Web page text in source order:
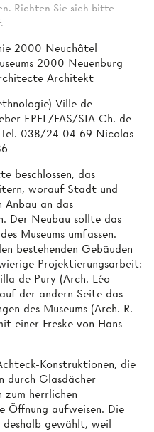
Richten Sie sich bitte
2000 Neuchâtel
2000 Neuenburg
Architekt
Ville de
EPFL/FAS/SIA Ch. de
038/24 04 69 Nicolas
beschlossen, das
worauf Stadt und
Anbau an das
Der Neubau sollte das
Museums umfassen.
bestehenden Gebäuden
Projektierungsarbeit:
de Pury (Arch. Léo
der andern Seite das
des Museums (Arch. R.
einer Freske von Hans
Konstruktionen, die
durch Glasdächer
zum herrlichen
Öffnung aufweisen. Die
gewählt, weil